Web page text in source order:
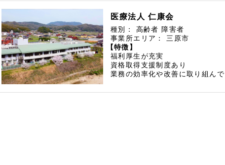
医療法人 仁康会
種別： 高齢者 障害者
事業所エリア：
三原市
【特徴】
福利厚生が充実
資格取得支援制度あり
業務の効率化や改善に取り組ん